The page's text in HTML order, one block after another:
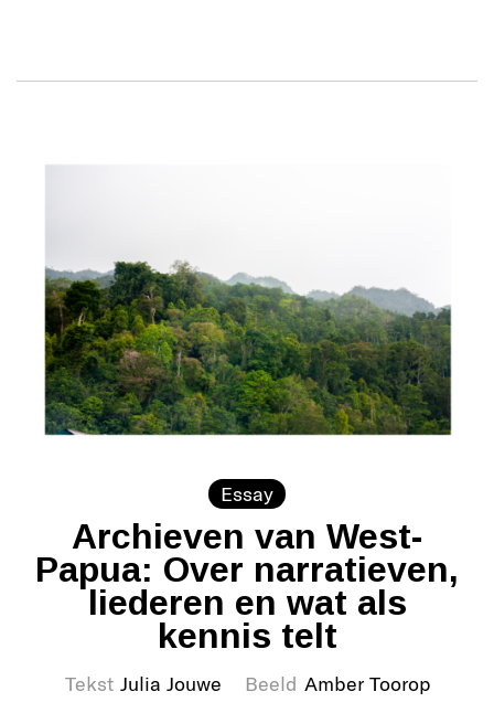
Essay
Archieven van West-
Papua: Over narratieven,
liederen en wat als
kennis telt
Tekst Julia Jouwe Beeld Amber Toorop